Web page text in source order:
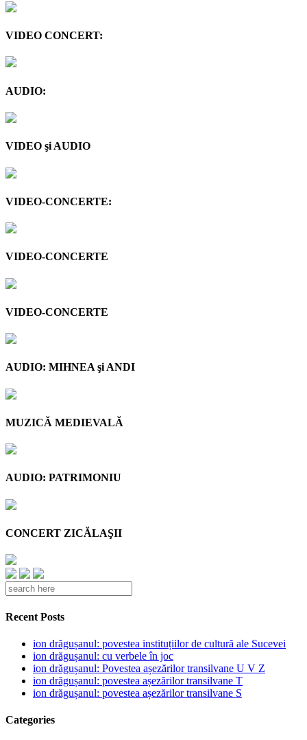
VIDEO CONCERT:
AUDIO:
VIDEO şi AUDIO
VIDEO-CONCERTE:
VIDEO-CONCERTE
VIDEO-CONCERTE
AUDIO: MIHNEA şi ANDI
MUZICĂ MEDIEVALĂ
AUDIO: PATRIMONIU
CONCERT ZICĂLAŞII
Recent Posts
ion drăgușanul: povestea instituțiilor de cultură ale Sucevei
ion drăgușanul: cu verbele în joc
ion drăgușanul: Povestea așezărilor transilvane U V Z
ion drăgușanul: povestea așezărilor transilvane T
ion drăgușanul: povestea așezărilor transilvane S
Categories